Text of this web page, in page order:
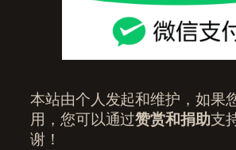
本站由个人发起和维护，如果
用，您可以通过赞赏和捐助支
谢！